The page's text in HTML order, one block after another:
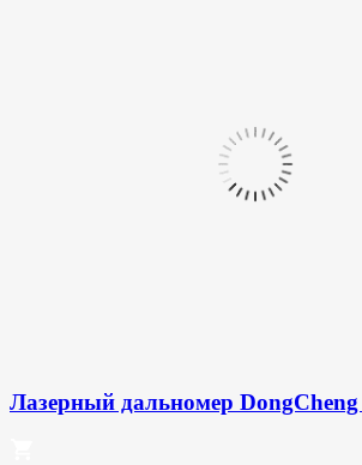
Лазерный дальномер